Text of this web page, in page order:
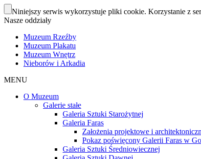
Niniejszy serwis wykorzystuje pliki cookie. Korzystanie z
Nasze oddziały
Muzeum Rzeźby
Muzeum Plakatu
Muzeum Wnętrz
Nieborów i Arkadia
MENU
O Muzeum
Galerie stałe
Galeria Sztuki Starożytnej
Galeria Faras
Założenia projektowe i
Pokaz poświęcony Galerii Faras w
Galeria Sztuki Średniowiecznej